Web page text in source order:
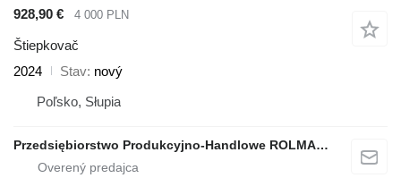
928,90 €
4 000 PLN
Štiepkovač
2024
Stav nový
Poľsko, Słupia
Przedsiębiorstwo Produkcyjno-Handlowe ROLMAPOL Marcin Dziekan